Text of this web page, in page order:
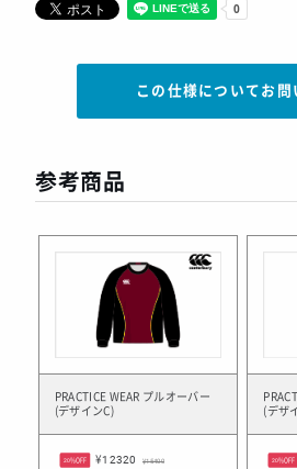
この仕様についてお問
参考商品
PRACTICE WEAR プルオーバー
(デザインC)
20%OFF ¥12320 ¥15400
(デザ
20%OFF